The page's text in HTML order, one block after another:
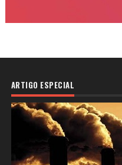
ARTIGO ESPECIAL